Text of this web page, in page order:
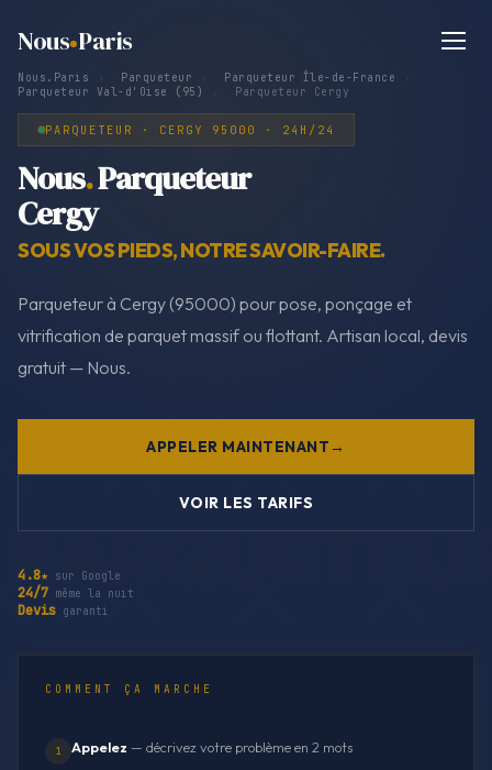
Nous Paris
Nous.Paris Parqueteur Parqueteur Île-de-France
Parqueteur Val-d'Oise (95)
Parqueteur Cergy
PARQUETEUR · CERGY 95000 · 24H/24
Nous.Parqueteur
Cergy
SOUS VOS PIEDS, NOTRE SAVOIR-FAIRE.
Parqueteur à Cergy (95000) pour pose, ponçage et
vitrification de parquet massif ou flottant. Artisan local, devis
gratuit — Nous.
APPELER MAINTENANT
VOIR LES TARIFS
4.8★ sur Google
24/7 même la nuit
Devis garanti
COMMENT ÇA MARCHE
1 Appelez — décrivez votre problème en 2 mots